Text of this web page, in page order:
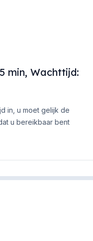
min, Wachttijd:
in, u moet gelijk de
u bereikbaar bent